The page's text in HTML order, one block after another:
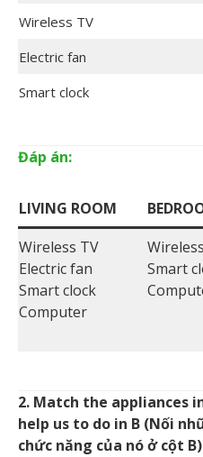
Wireless TV
Electric fan
Smart clock
Đáp án:
LIVING ROOM
Wireless TV
Electric fan
Smart clock
Computer
Smart
2. Match the appliances
help us to do in B (Nối
chức năng của nó ở cột B)